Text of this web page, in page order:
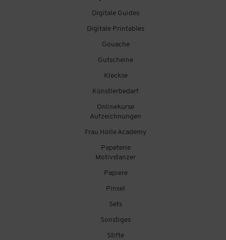
Digitale Guides
Digitale Printables
Gouache
Gutscheine
Kleckse
Künstlerbedarf
Onlinekurse
Aufzeichnungen
Frau Hölle Academy
Papeterie
Motivstanzer
Papiere
Pinsel
Sets
Sonstiges
Stifte